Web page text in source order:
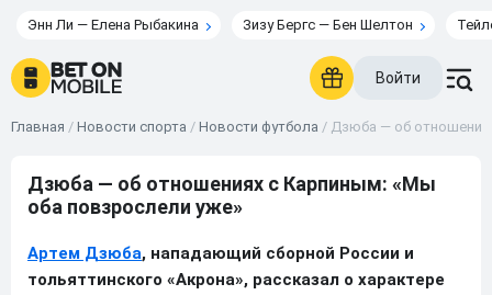
Энн Ли — Елена Рыбакина Зизу Бергс — Бен Шелтон
Войти
Главная / Новости спорта / Новости футбола / Дзюба — об
Дзюба — об отношениях с Карпиным: «Мы
оба повзрослели уже»
Артем Дзюба, нападающий сборной России и
тольяттинского «Акрона», рассказал о характере